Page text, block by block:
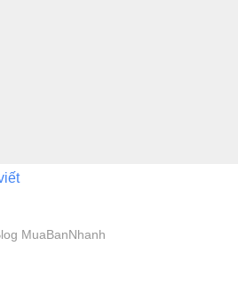
MuaBanNhanh